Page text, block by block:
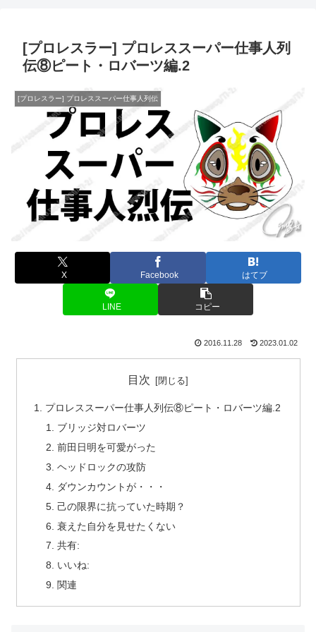
[プロレスラー] プロレススーパー仕事人列
伝⑧ピート・ロバーツ編.2
[プロレスラー] プロレススーパー仕事人列伝
X Facebook はてブ
LINE コピー
2016.11.28 2023.01.02
目次
プロレススーパー仕事人列伝⑧ピート・ロバーツ編.2
ブリッジ対ロバーツ
前田日明を可愛がった
ヘッドロックの攻防
ダウンカウントが・・・
己の限界に抗っていた時期？
衰えた自分を見せたくない
共有:
いいね:
関連